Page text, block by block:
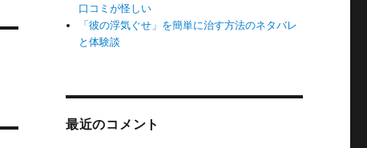
口コミが怪しい
「彼の浮気ぐせ」を簡単に治す方法のネタバレ
と体験談
最近のコメント